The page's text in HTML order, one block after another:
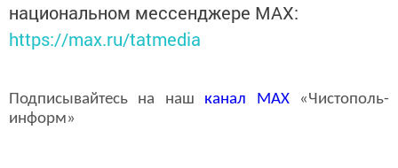
национальном мессенджере MАХ:
https://max.ru/tatmedia
Подписывайтесь на наш канал MAX«Чистополь-
информ»